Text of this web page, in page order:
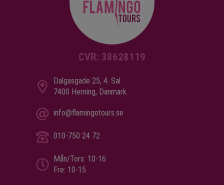
CVR: 38628119
Dalgasgade 25, 4. Sal
7400 Herning, Danmark
info@flamingotours.se
010-750 24 72
Mån/Tors: 10-16
Fre: 10-15